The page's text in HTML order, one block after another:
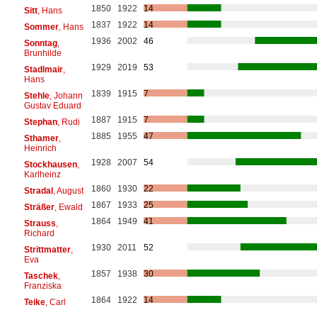
Sitt, Hans 1850 1922
14
Sommer, Hans 1837 1922
14
Sonntag,
Brunhilde
1936 2002 46
Stadlmair,
Hans
1929 2019 53
Stehle, Johann
Gustav Eduard
1839 1915 7
Stephan, Rudi 1887 1915
7
Sthamer,
Heinrich
1885 1955 47
Stockhausen,
Karlheinz
1928 2007 54
Stradal, August 1860 1930
22
Sträßer, Ewald 1867 1933
25
Strauss
Richard
1864 1949 41
Strittmatter,
Eva
1930 2011 52
Taschek,
Franziska
1857 1938 30
Teike, Carl 1864 1922
14